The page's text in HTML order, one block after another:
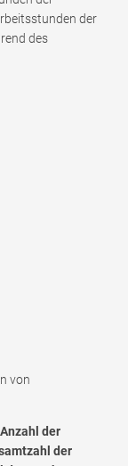
der
des
von
der
der